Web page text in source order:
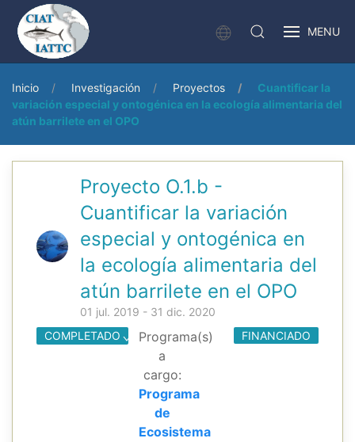
MENU
Inicio Investigación Proyectos
Cuantificar la
variación especial y ontogénica en la ecología alimentaria del
atún barrilete en el OPO
Proyecto O.1.b -
Cuantificar la variación
especial y ontogénica en
la ecología alimentaria del
atún barrilete en el OPO
01 jul. 2019 - 31 dic. 2020
COMPLETADO
Programa(s)
a
cargo:
Programa
de
Ecosistema
FINANCIADO